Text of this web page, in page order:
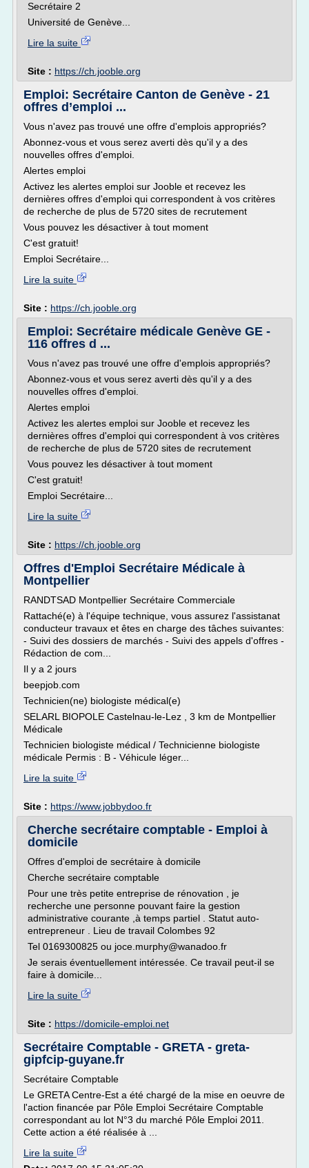
Secrétaire 2
Université de Genève...
Lire la suite
Site : https://ch.jooble.org
Emploi: Secrétaire Canton de Genève - 21
offres d’emploi ...
Vous n'avez pas trouvé une offre d'emplois appropriés?
Abonnez-vous et vous serez averti dès qu'il y a des
nouvelles offres d'emploi.
Alertes emploi
Activez les alertes emploi sur Jooble et recevez les
dernières offres d'emploi qui correspondent à vos critères
de recherche de plus de 5720 sites de recrutement
Vous pouvez les désactiver à tout moment
C'est gratuit!
Emploi Secrétaire...
Lire la suite
Site : https://ch.jooble.org
Emploi: Secrétaire médicale Genève GE -
116 offres d ...
Vous n'avez pas trouvé une offre d'emplois appropriés?
Abonnez-vous et vous serez averti dès qu'il y a des
nouvelles offres d'emploi.
Alertes emploi
Activez les alertes emploi sur Jooble et recevez les
dernières offres d'emploi qui correspondent à vos critères
de recherche de plus de 5720 sites de recrutement
Vous pouvez les désactiver à tout moment
C'est gratuit!
Emploi Secrétaire...
Lire la suite
Site : https://ch.jooble.org
Offres d'Emploi Secrétaire Médicale à
Montpellier
RANDTSAD Montpellier Secrétaire Commerciale
Rattaché(e) à l'équipe technique, vous assurez l'assistanat
conducteur travaux et êtes en charge des tâches suivantes:
- Suivi des dossiers de marchés - Suivi des appels d'offres -
Rédaction de com...
Il y a 2 jours
beepjob.com
Technicien(ne) biologiste médical(e)
SELARL BIOPOLE Castelnau-le-Lez , 3 km de Montpellier
Médicale
Technicien biologiste médical / Technicienne biologiste
médicale Permis : B - Véhicule léger...
Lire la suite
Site : https://www.jobbydoo.fr
Cherche secrétaire comptable - Emploi à
domicile
Offres d'emploi de secrétaire à domicile
Cherche secrétaire comptable
Pour une très petite entreprise de rénovation , je
recherche une personne pouvant faire la gestion
administrative courante ,à temps partiel . Statut auto-
entrepreneur . Lieu de travail Colombes 92
Tel 0169300825 ou joce.murphy@wanadoo.fr
Je serais éventuellement intéressée. Ce travail peut-il se
faire à domicile...
Lire la suite
Site : https://domicile-emploi.net
Secrétaire Comptable - GRETA - greta-
gipfcip-guyane.fr
Secrétaire Comptable
Le GRETA Centre-Est a été chargé de la mise en oeuvre de
l'action financée par Pôle Emploi Secrétaire Comptable
correspondant au lot N°3 du marché Pôle Emploi 2011.
Cette action a été réalisée à ...
Lire la suite